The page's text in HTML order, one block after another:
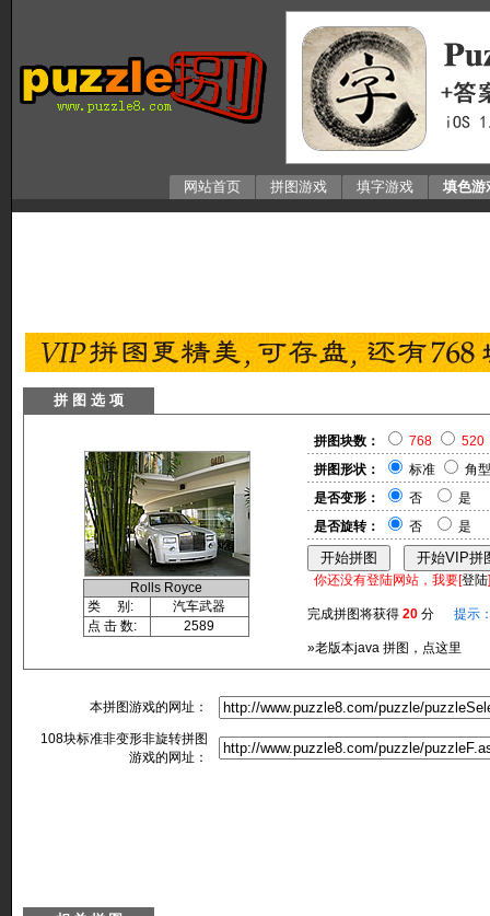
网站首页 拼图游戏 填字游戏 填色游
拼 图 选 项
Rolls Royce
类 别:
汽车武器
点 击 数:
2589
拼图块数： 768
520
拼图形状：
标准
角型
是否变形：
否
是
是否旋转：
否 是
你还没有登陆网站，我要[登陆
完成拼图将获得 20 分 提示
»老版本java 拼图，点这里
本拼图游戏的网址：
108块标准非变形非旋转拼图
游戏的网址：